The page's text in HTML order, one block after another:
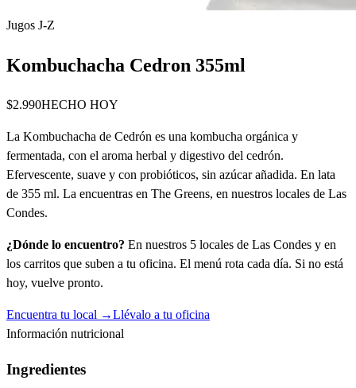
Jugos J-Z
Kombuchacha Cedron 355ml
$2.990HECHO HOY
La Kombuchacha de Cedrón es una kombucha orgánica y
fermentada, con el aroma herbal y digestivo del cedrón.
Efervescente, suave y con probióticos, sin azúcar añadida. En lata
de 355 ml. La encuentras en The Greens, en nuestros locales de Las
Condes.
¿Dónde lo encuentro? En nuestros 5 locales de Las Condes y en
los carritos que suben a tu oficina. El menú rota cada día. Si no está
hoy, vuelve pronto.
Encuentra tu local →Llévalo a tu oficina
Información nutricional
Ingredientes